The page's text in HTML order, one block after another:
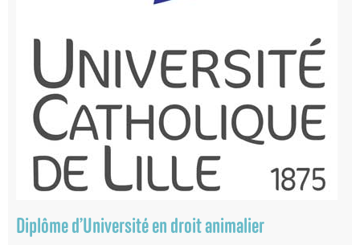
Diplôme d’Université en droit animalier